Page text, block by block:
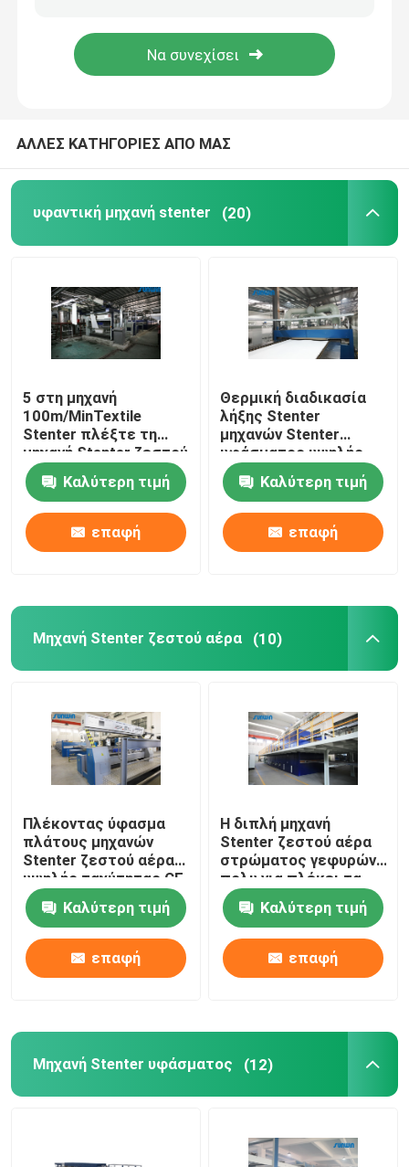
Υφαντική αποξηραντική μηχανή
Tenter μηχανή πλαισίων
Μηχανή υφαντικής εκτύπωσης
Πέστε την αποξηραντική μηχανή
stenter μηχανή λήξης
Χαλαρώστε την ξηρότερη μηχανή
ΑΛΛΕΣ ΚΑΤΗΓΟΡΙΕΣ ΑΠΟ ΜΑΣ
υφαντική μηχανή stenter (20)
5 στη μηχανή
100m/MinTextile
Stenter πλέξτε τη
μηχανή Stenter ζεστού
αέρα ατμού τύπων
Καλύτερη τιμή
επαφή
Θερμική διαδικασία
λήξης Stenter
μηχανών Stenter
υφάσματος υψηλής
ταχύτητας
πετρελαίου
πολυεστέρα
Καλύτερη τιμή
επαφή
Μηχανή Stenter ζεστού αέρα (10)
Πλέκοντας ύφασμα
πλάτους μηχανών
Stenter ζεστού αέρα
υψηλής ταχύτητας CE
που τελειώνει
2400mmΚαλύτερη τιμή
επαφή
Η διπλή μηχανή
Stenter ζεστού αέρα
στρώματος γεφυρών
πολυ για πλέκει τα
υφαμένα υφάσματα
Καλύτερη τιμή
επαφή
Μηχανή Stenter υφάσματος (12)